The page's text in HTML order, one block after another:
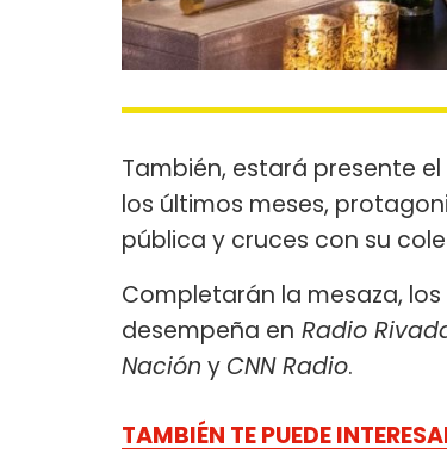
También, estará presente
los últimos meses,
pública y cruces con su
Completarán la mesaza,
desempeña en Radio
Nación y CNN Radio.
TAMBIÉN TE PUEDE